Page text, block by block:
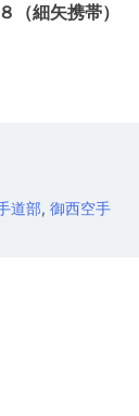
細矢携帯）
道部, 御西空手